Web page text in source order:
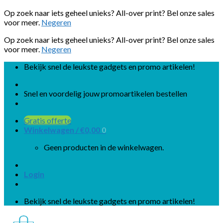
Op zoek naar iets geheel unieks? All-over print? Bel onze sales
voor meer. Negeren
Op zoek naar iets geheel unieks? All-over print? Bel onze sales
voor meer. Negeren
Skip
content
Bekijk snel de leukste gadgets en promo artikelen!
Snel en voordelig jouw promoartikelen bestellen
Gratis offerte
Winkelwagen /€0,00 0
Geen producten in de winkelwagen.
Login
Bekijk snel de leukste gadgets en promo artikelen!